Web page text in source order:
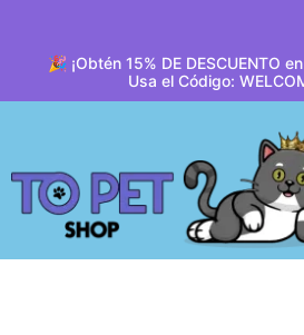
🎉 ¡Obtén 15% DE DESCUENTO
Usa el Código: